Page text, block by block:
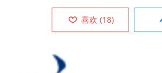
喜欢 (18)